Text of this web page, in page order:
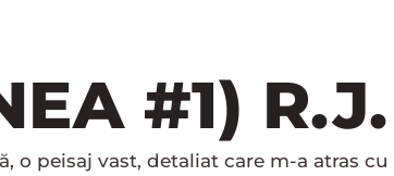
#1)
peisaj vast, detaliat care m-a atras